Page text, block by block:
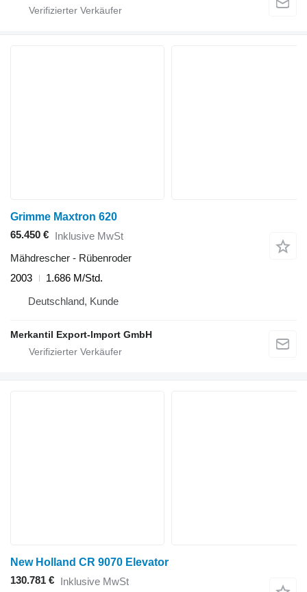
Grimme Maxtron 620
65.450 € Inklusive MwSt
Mähdrescher - Rübenroder
2003
1.686 M/Std.
Deutschland, Kunde
Merkantil Export-Import GmbH
New Holland CR 9070 Elevator
130.781 € Inklusive MwSt